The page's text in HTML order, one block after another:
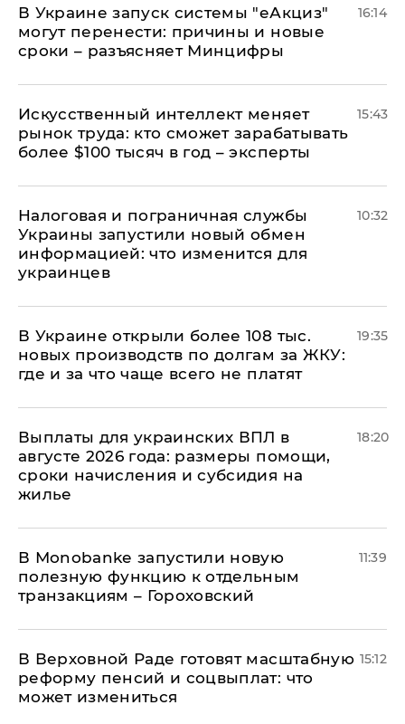
В Украине запуск системы "еАкциз"
могут перенести: причины и новые
сроки – разъясняет Минцифры
16:14
Искусственный интеллект меняет
рынок труда: кто сможет зарабатывать
более $100 тысяч в год – эксперты
15:43
Налоговая и пограничная службы
Украины запустили новый обмен
информацией: что изменится для
украинцев
10:32
В Украине открыли более 108 тыс.
новых производств по долгам за ЖКУ:
где и за что чаще всего не платят
19:35
Выплаты для украинских ВПЛ в
августе 2026 года: размеры помощи,
сроки начисления и субсидия на
жилье
18:20
В Мonobankе запустили новую
полезную функцию к отдельным
транзакциям – Гороховский
11:39
В Верховной Раде готовят масштабную
реформу пенсий и соцвыплат: что
может измениться
15:12